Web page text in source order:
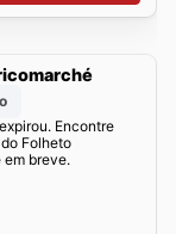
Encontre
Folheto
em breve.